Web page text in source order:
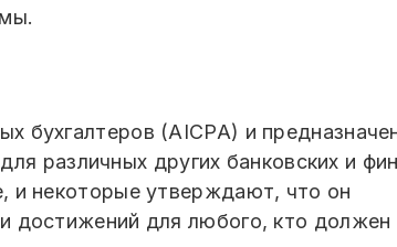
бухгалтеров (AICPA) и
различных других банковских и
и некоторые утверждают, что он
достижений для любого, кто должен